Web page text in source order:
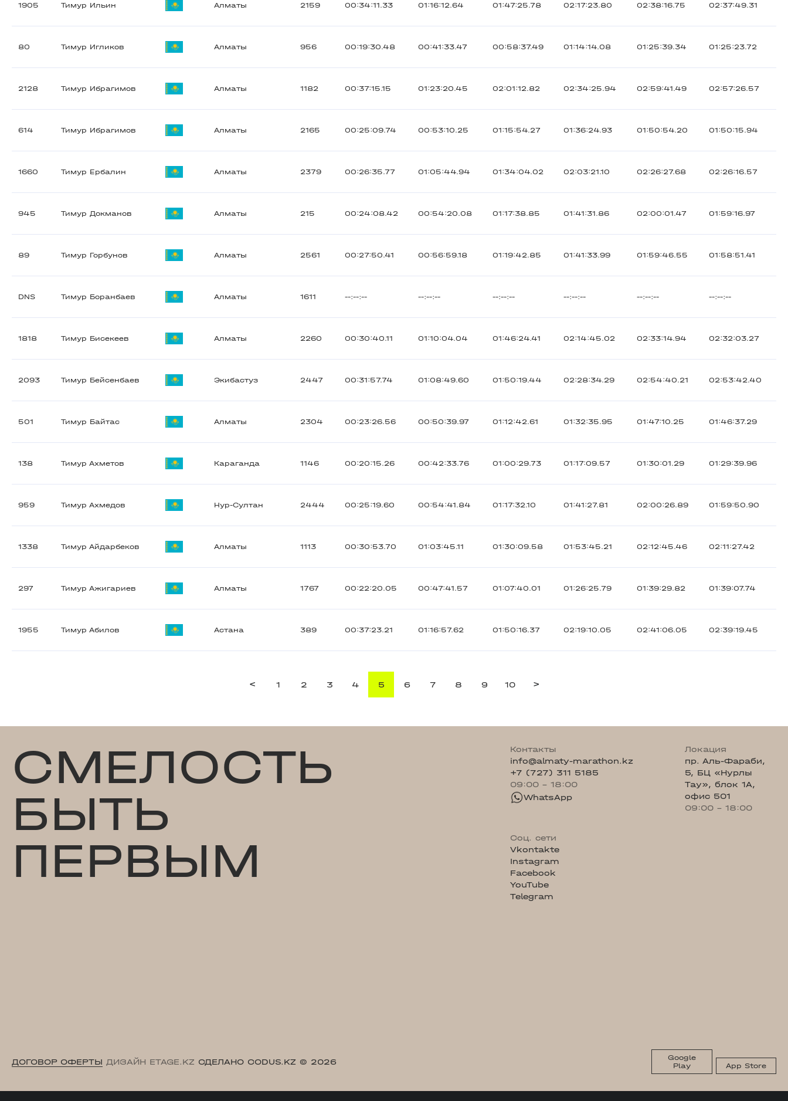
1905 Тимур Ильин Алматы 2159 00:34:11.33 01:16:12.64 01:47:25.78 02:17:23.80 02:38:16.75 02:37:49.31
80 Тимур Игликов Алматы 956 00:19:30.48 00:41:33.47 00:58:37.49 01:14:14.08 01:25:39.34 01:25:23.72
2128 Тимур Ибрагимов Алматы 1182 00:37:15.15 01:23:20.45 02:01:12.82 02:34:25.94 02:59:41.49 02:57:26.57
614 Тимур Ибрагимов Алматы 2165 00:25:09.74 00:53:10.25 01:15:54.27 01:36:24.93 01:50:54.20 01:50:15.94
1660 Тимур Ербалин Алматы 2379 00:26:35.77 01:05:44.94 01:34:04.02 02:03:21.10 02:26:27.68 02:26:16.57
945 Тимур Докманов Алматы 215 00:24:08.42 00:54:20.08 01:17:38.85 01:41:31.86 02:00:01.47 01:59:16.97
89 Тимур Горбунов Алматы 2561 00:27:50.41 00:56:59.18 01:19:42.85 01:41:33.99 01:59:46.55 01:58:51.41
DNS Тимур Боранбаев Алматы 1611 --:--:-- --:--:-- --:--:-- --:--:-- --:--:-- --:--:--
1818 Тимур Бисекеев Алматы 2260 00:30:40.11 01:10:04.04 01:46:24.41 02:14:45.02 02:33:14.94 02:32:03.27
2093 Тимур Бейсенбаев Экибастуз 2447 00:31:57.74 01:08:49.60 01:50:19.44 02:28:34.29 02:54:40.21 02:53:42.40
501 Тимур Байтас Алматы 2304 00:23:26.56 00:50:39.97 01:12:42.61 01:32:35.95 01:47:10.25 01:46:37.29
138 Тимур Ахметов Караганда 1146 00:20:15.26 00:42:33.76 01:00:29.73 01:17:09.57 01:30:01.29 01:29:39.96
959 Тимур Ахмедов Нур-Султан 2444 00:25:19.60 00:54:41.84 01:17:32.10 01:41:27.81 02:00:26.89 01:59:50.90
1338 Тимур Айдарбеков Алматы 1113 00:30:53.70 01:03:45.11 01:30:09.58 01:53:45.21 02:12:45.46 02:11:27.42
297 Тимур Ажигариев Алматы 1767 00:22:20.05 00:47:41.57 01:07:40.01 01:26:25.79 01:39:29.82 01:39:07.74
1955 Тимур Абилов Астана 389 00:37:23.21 01:16:57.62 01:50:16.37 02:19:10.05 02:41:06.05 02:39:19.45
< 1 2 3 4 5 6 7 8 9 10 >
СМЕЛОСТЬ
БЫТЬ
ПЕРВЫМ
Контакты
info@almaty-marathon.kz
+7 (727) 311 5185
09:00 - 18:00
WhatsApp
Локация
пр. Аль-Фараби,
5, БЦ «Нурлы
Тау», блок 1А,
офис 501
09:00 - 18:00
Соц. сети
Vkontakte
Instagram
Facebook
YouTube
Telegram
ДОГОВОР ОФЕРТЫ ДИЗАЙН ETAGE.KZ СДЕЛАНО CODUS.KZ © 2026
Google
Play
App Store